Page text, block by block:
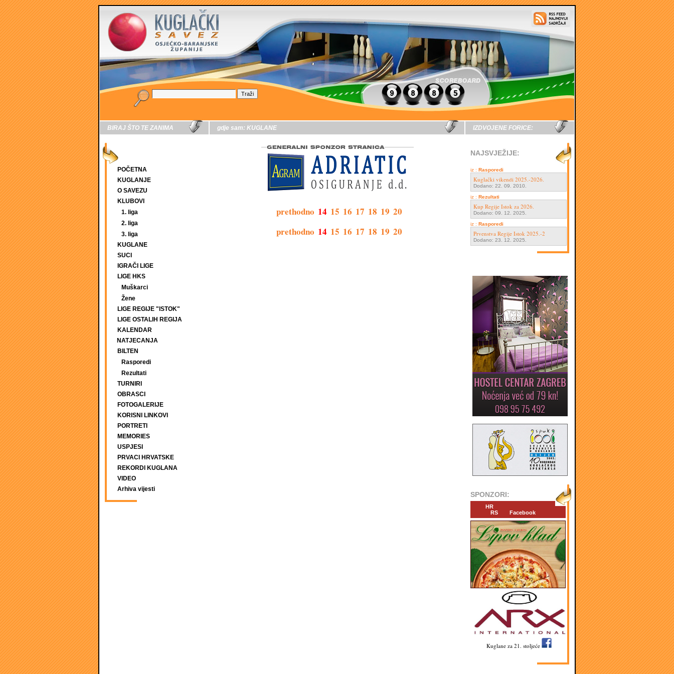
BIRAJ ŠTO TE ZANIMA
POČETNA
KUGLANJE
O SAVEZU
KLUBOVI
1. liga
2. liga
3. liga
KUGLANE
SUCI
IGRAČI LIGE
LIGE HKS
Muškarci
Žene
LIGE REGIJE "ISTOK"
LIGE OSTALIH REGIJA
KALENDAR
NATJECANJA
BILTEN
Rasporedi
Rezultati
TURNIRI
OBRASCI
FOTOGALERIJE
KORISNI LINKOVI
PORTRETI
MEMORIES
USPJESI
PRVACI HRVATSKE
REKORDI KUGLANA
VIDEO
Arhiva vijesti
gdje sam: KUGLANE
prethodno 14 15 16 17 18 19 20
prethodno 14 15 16 17 18 19 20
IZDVOJENE FORICE:
NAJSVJEŽIJE:
iz : Rasporedi
Kuglački vikendi 2025.-2026.
Dodano: 22. 09. 2010.
iz : Rezultati
Kup Regije Istok za 2026.
Dodano: 09. 12. 2025.
iz : Rasporedi
Prvenstva Regije Istok 2025.-2
Dodano: 23. 12. 2025.
SPONZORI:
HR
RS
Facebook
Kuglane za 21. stoljeće